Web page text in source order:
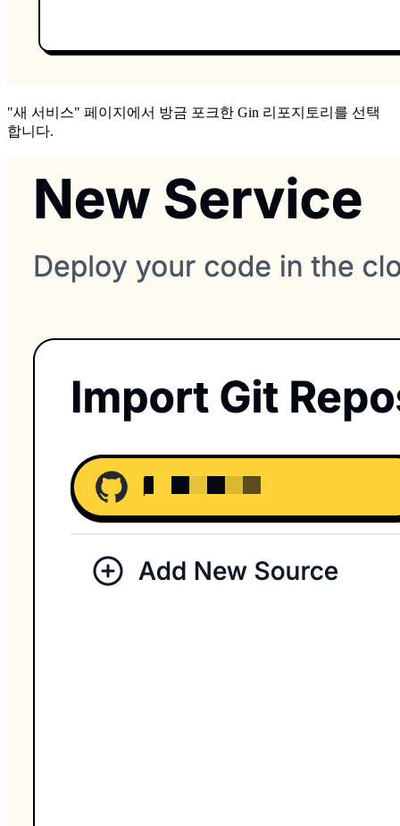
"새 서비스" 페이지에서 방금 포크한 Gin 리포지토리를 선택
합니다.